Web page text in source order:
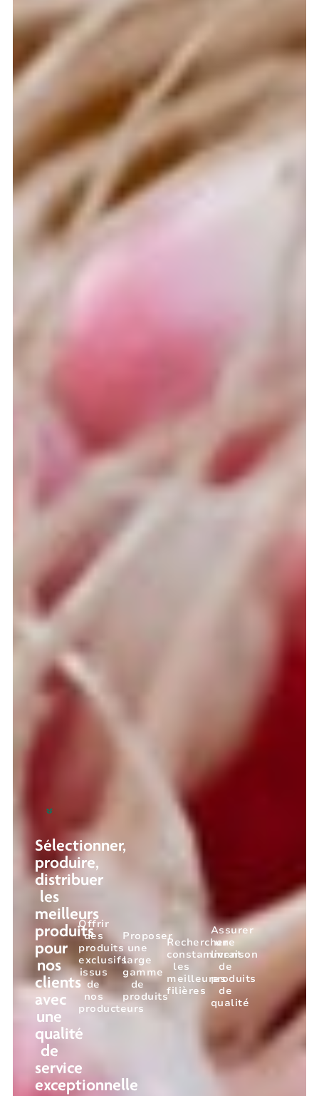
Sélectionner,
produire,
distribuer
les
meilleurs
produits
pour
nos
clients
avec
une
qualité
de
service
exceptionnelle
Offrir
des
produits
exclusifs
issus
de
nos
producteurs
Proposer
une
large
gamme
de
produits
Rechercher
constamment
les
meilleures
filières
Assurer
une
livraison
de
produits
de
qualité